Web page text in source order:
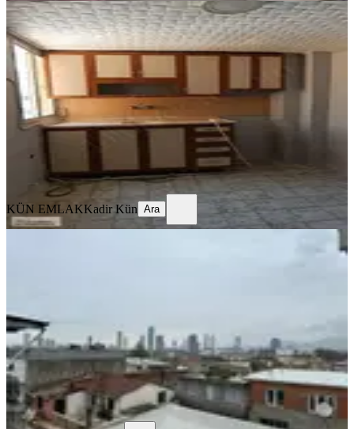
BALKONLU
Kün Emlakdan Kiralık 2+1 Daire
Bornova, Rafet Paşa Mahallesi
2+1·85 m²·4. Kat 05.08.2026
20.000 ₺
KÜN EMLAK
KÜN EMLAKKadir Kün Ara
Sahibinden Kiralık 2+1 Teraslı Daire
21.000 ₺
Mesut ALTINAY
Ara